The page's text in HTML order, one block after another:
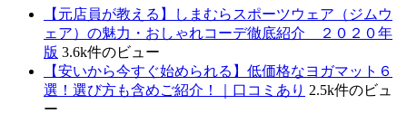
【元店員が教える︎】しまむらスポーツウェア（ジムウ
ェア）の魅力・おしゃれコーデ徹底紹介 ２０２０年
版 3.6k件のビュー
【安いから今すぐ始められる】低価格なヨガマット６
選！選び方も含めご紹介！｜口コミあり 2.5k件のビュ
ー